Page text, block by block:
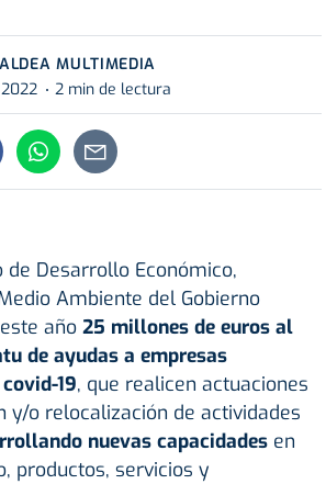
MULTIMEDIA
2 min de lectura
Desarrollo Económico,
Ambiente del Gobierno
año 25 millones de euros al
de ayudas a empresas
19, que realicen actuaciones
y/o relocalización de actividades
nuevas capacidades en
productos, servicios y